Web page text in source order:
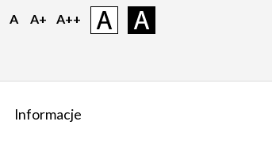
A A+ A++
Informacje